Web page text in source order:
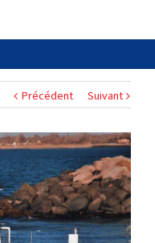
Précédent Suivant